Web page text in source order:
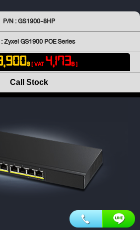
P/N : GS1900-8HP
Zyxel GS1900 POE Series
฿[ VAT4,173฿ ]
Call Stock